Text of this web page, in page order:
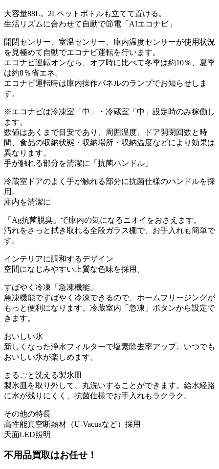
大容量88L。2Lペットボトルも立てて置ける。
生活リズムに合わせて自動で節電「AIエコナビ」
開閉センサー、室温センサー、庫内温度センサーが使用状況
を見極めて自動でエコナビ運転を行います。
エコナビ運転オンなら、オフ時に比べて冬季は約10％、夏季
は約8％省エネ。
エコナビ運転時は庫内操作パネルのランプでお知らせしま
す。
※エコナビは冷凍室「中」・冷蔵室「中」設定時のみ稼働し
ます。
数値はあくまで目安であり、周囲温度、ドア開閉回数と時
間、食品の収納状態・収納場所・収納温度などにより効果は
異なります。
手が触れる部分を清潔に「抗菌ハンドル」
冷蔵室ドアのよく手が触れる部分に抗菌仕様のハンドルを採
用。
庫内を清潔に
「Ag抗菌脱臭」で庫内の気になるニオイをおさえます。
汚れをさっと拭き取れる全段ガラス棚で、お手入れも簡単で
す。
インテリアに調和するデザイン
空間になじみやすい上質な色味を採用。
すばやく冷凍「急凍機能」
急凍機能ですばやく冷凍できるので、ホームフリージングが
もっと便利になります。冷蔵室内「急凍」ボタンから設定で
きます。
おいしい氷
新しくなった浄水フィルターで塩素除去率アップ。いつでも
おいしい氷が楽しめます。
まるごと洗える製氷皿
製氷皿を取り外して、丸洗いすることができます。給水経路
に水が残りにくく、抗菌仕様でお手入れもラクラク。
その他の特長
高性能真空断熱材（U-Vacuaなど）採用
天面LED照明
不用品買取はお任せ！